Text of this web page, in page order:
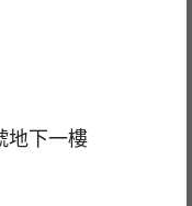
地下一樓